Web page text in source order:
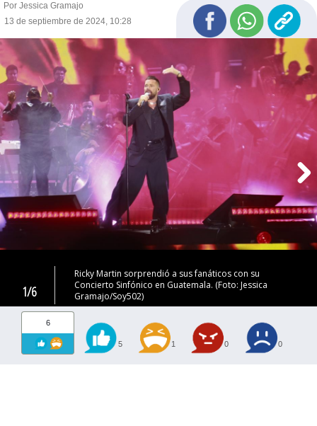
Por Jessica Gramajo
13 de septiembre de 2024, 10:28
1/6
Ricky Martin sorprendió a sus fanáticos con su
Concierto Sinfónico en Guatemala. (Foto: Jessica
Gramajo/Soy502)
6
5 1 0 0